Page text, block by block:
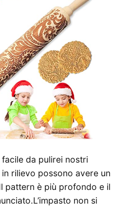
da pulirei nostri
rilievo possono avere un
pattern è più profondo e il
non si